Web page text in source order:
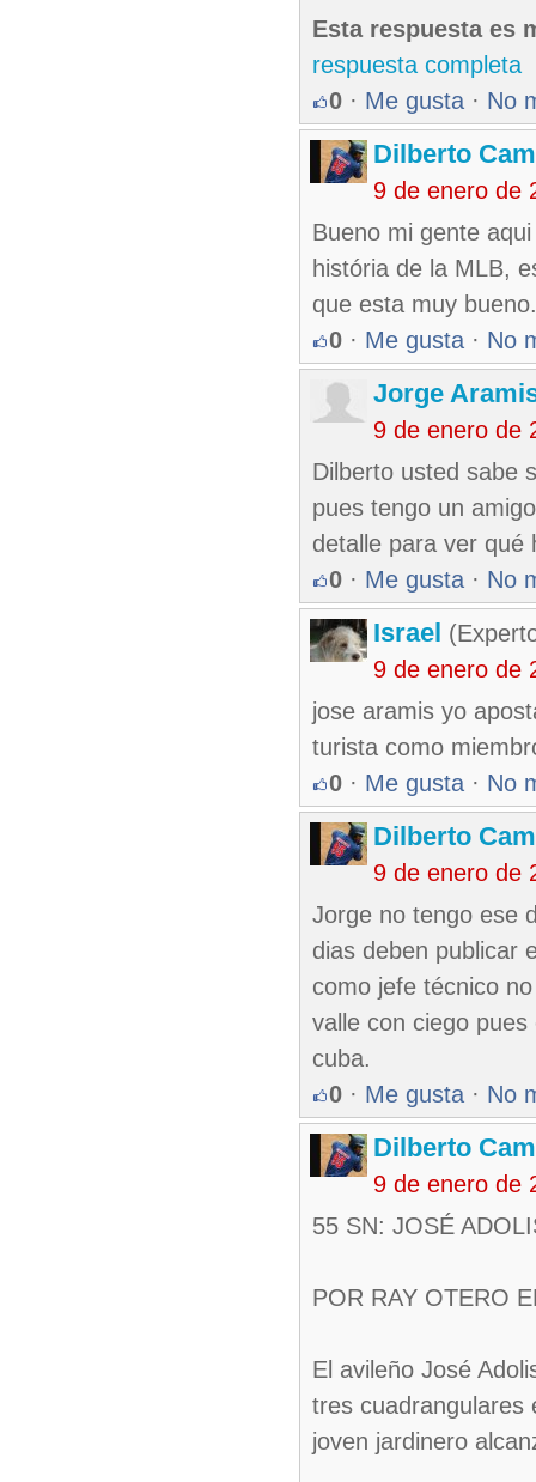
Esta respuesta es
respuesta completa
0 · Me gusta · No
Dilberto
9 de enero de
Bueno mi gente
história de la MLB,
que esta muy bueno.
0 · Me gusta · No
Jorge
9 de enero de
Dilberto usted sabe
pues tengo un
detalle para ver qué
0 · Me gusta · No
Israel
9 de enero de
jose aramis yo
turista como
0 · Me gusta · No
Dilberto
9 de enero de
Jorge no tengo ese
dias deben publicar
como jefe técnico
valle con ciego
cuba.
0 · Me gusta · No
Dilberto
9 de enero de
55 SN: JOSÉ
POR RAY OTERO
El avileño José
tres cuadrangulares
joven jardinero